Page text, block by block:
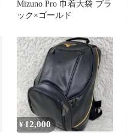
Mizuno Pro 巾着大袋 ブラ
ック×ゴールド
¥12,000